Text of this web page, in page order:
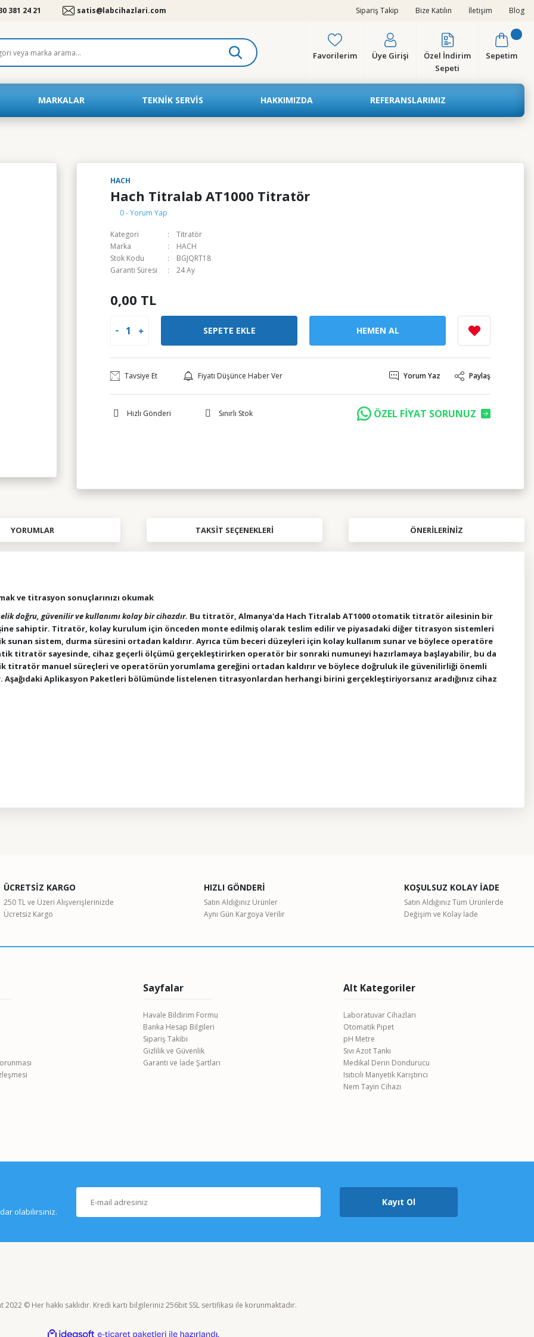
381 24 21 satis@labcihazlari.com Sipariş Takip Bize Katılın İletişim Blog
Favorilerim Üye Girişi
Özel İndirim
Sepeti
Sepetim
MARKALAR TEKNIK SERVIS HAKKIMIZDA REFERANSLARIMIZ
HACH
Hach Titralab AT1000 Titratör
0 - Yorum Yap
Kategori
Titratör
Marka
HACH
Stok Kodu
BGJQRT18
Garanti Süresi
24 Ay
0,00 TL
SEPETE EKLE HEMEN AL
Tavsiye Et Fiyatı Düşünce Haber Ver Yorum Yaz Paylaş
Hızlı Gönderi Sınırlı Stok ÖZEL FİYAT SORUNUZ
YORUMLAR TAKSIT SEÇENEKLERI ÖNERILERINIZ
ve titrasyon sonuçlarınızı okumak
doğru, güvenilir ve kullanımı kolay bir cihazdır. Bu titratör, Almanya'da Hach Titralab AT1000 otomatik titratör ailesinin bir
sahiptir. Titratör, kolay kurulum için önceden monte edilmiş olarak teslim edilir ve piyasadaki diğer titrasyon sistemleri
sistem, durma süresini ortadan kaldırır. Ayrıca tüm beceri düzeyleri için kolay kullanım sunar ve böylece operatöre
titratör sayesinde, cihaz geçerli ölçümü gerçekleştirirken operatör bir sonraki numuneyi hazırlamaya başlayabilir, bu da
titratör manuel süreçleri ve operatörün yorumlama gereğini ortadan kaldırır ve böylece doğruluk ile güvenilirliği önemli
Aplikasyon Paketleri bölümünde listelenen titrasyonlardan herhangi birini gerçekleştiriyorsanız aradığınız cihaz
Gönder
ÜCRETSİZ KARGO
250 TL ve Üzeri Alışverişlerinizde
Ücretsiz Kargo
HIZLI GÖNDERİ
Satın Aldığınız Ürünler
Aynı Gün Kargoya Verilir
KOŞULSUZ KOLAY İADE
Satın Aldığınız Tüm Ürünlerde
Değişim ve Kolay İade
Sayfalar
Havale Bildirim Formu
Banka Hesap Bilgileri
Sipariş Takibi
Gizlilik ve Güvenlik
Garanti ve İade Şartları
Alt Kategoriler
Laboratuvar Cihazları
Otomatik Pipet
pH Metre
Sıvı Azot Tankı
Medikal Derin Dondurucu
Isıtıcılı Manyetik Karıştırıcı
Nem Tayin Cihazı
olabilirsiniz.
Kayıt Ol
2022 © Her hakkı saklıdır. Kredi kartı bilgileriniz 256bit SSL sertifikası ile korunmaktadır.
ideasoft e-